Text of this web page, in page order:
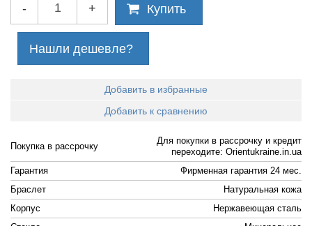
- + Купить
Нашли дешевле?
Добавить в избранные
Добавить к сравнению
Покупка в рассрочку
Для покупки в рассрочку и кредит
переходите: Orientukraine.in.ua
Гарантия
Фирменная гарантия 24 мес.
Браслет
Натуральная кожа
Корпус
Нержавеющая сталь